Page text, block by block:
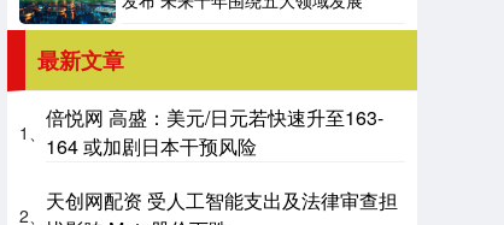
最新文章
1、
倍悦网 高盛：美元/日元若快速升至163-
164 或加剧日本干预风险
2、
天创网配资 受人工智能支出及法律审查担